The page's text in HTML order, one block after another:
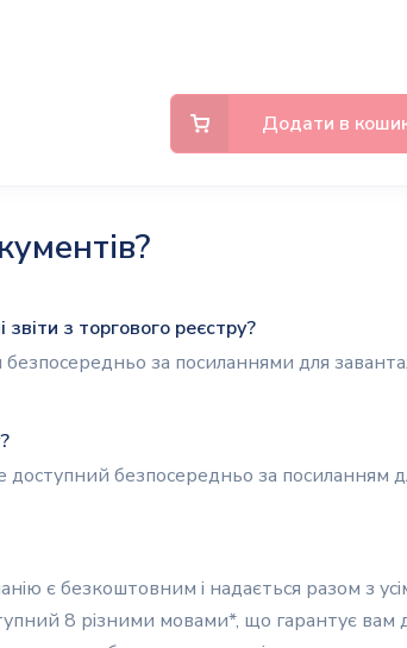
Додати в
з торгового реєстру?
за посиланнями для
безпосередньо за посиланням
є безкоштовним і надається разом з
8 різними мовами*, що гарантує вам